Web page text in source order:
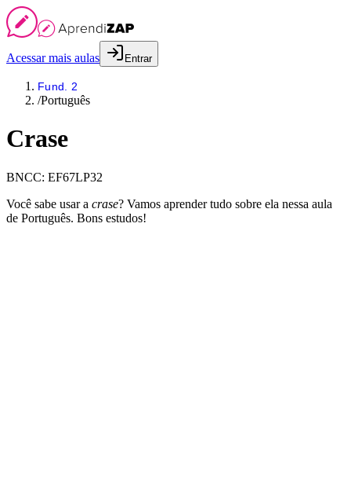
Acessar mais aulas Entrar
Fund. 2
/Português
Crase
BNCC: EF67LP32
Você sabe usar a crase? Vamos aprender tudo sobre ela nessa aula
de Português. Bons estudos!